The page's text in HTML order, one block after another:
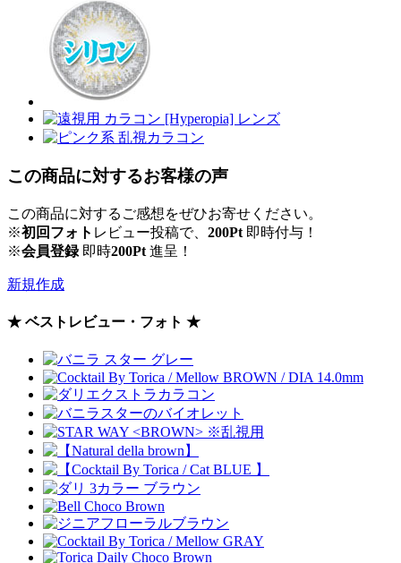
この商品に対するお客様の声
この商品に対するご感想をぜひお寄せください。
※初回フォト レビュー投稿で、 200Pt 即時付与！
※会員登録即時200Pt 進呈！
新規作成
★ ベストレビュー・フォト ★